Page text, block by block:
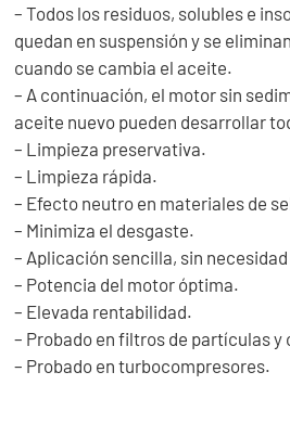
– Todos los residuos, solubles e
quedan en suspensión y se
cuando se cambia el aceite.
– A continuación, el motor sin
aceite nuevo pueden desarrollar
– Limpieza preservativa.
– Limpieza rápida.
– Efecto neutro en materiales de
– Minimiza el desgaste.
– Aplicación sencilla, sin
– Potencia del motor óptima.
– Elevada rentabilidad.
– Probado en filtros de partículas
– Probado en turbocompresores.